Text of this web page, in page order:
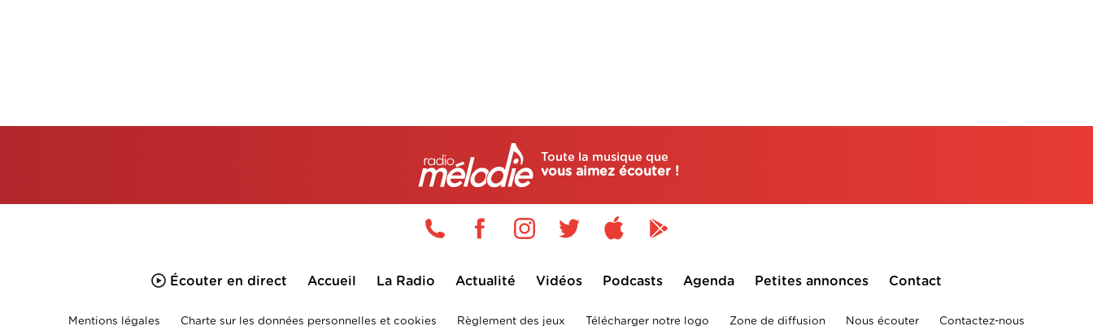
Toute la musique que
vous aimez écouter !
Écouter en direct Accueil La Radio Actualité Vidéos Podcasts Agenda Petites annonces Contact
Mentions légales Charte sur les données personnelles et cookies Règlement des jeux Télécharger notre logo Zone de diffusion Nous écouter Contactez-nous